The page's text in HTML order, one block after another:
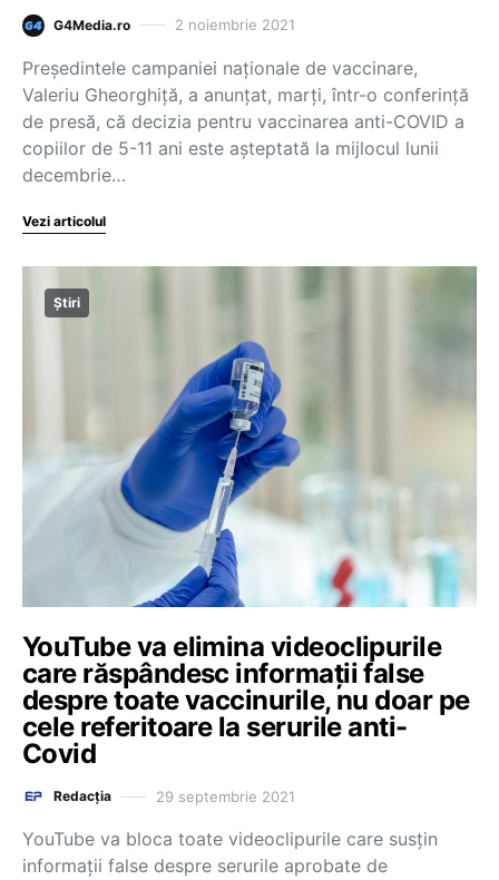
G4Media.ro 2 noiembrie 2021
Președintele campaniei naționale de vaccinare,
Valeriu Gheorghiță, a anunțat, marți, într-o conferință
de presă, că decizia pentru vaccinarea anti-COVID a
copiilor de 5-11 ani este așteptată la mijlocul lunii
decembrie…
Vezi articolul
Știri
YouTube va elimina videoclipurile
care răspândesc informații false
despre toate vaccinurile, nu doar pe
cele referitoare la serurile anti-
Covid
Redacția 29 septembrie 2021
YouTube va bloca toate videoclipurile care susțin
informații false despre serurile aprobate de